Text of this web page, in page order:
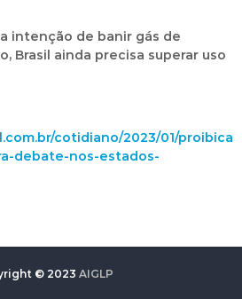
intenção de banir gás de
Brasil ainda precisa superar uso
cotidiano/2023/01/proibica
debate-nos-estados-
© 2023 AIGLP